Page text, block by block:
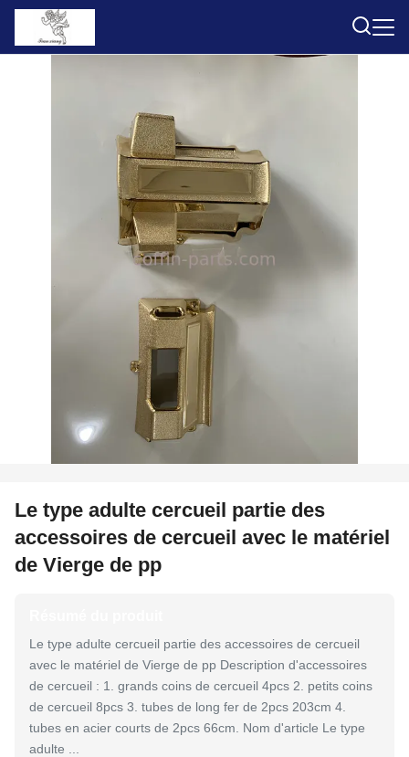
Le type adulte cercueil partie des
accessoires de cercueil avec le matériel
de Vierge de pp
Le type adulte cercueil partie des accessoires de cercueil
avec le matériel de Vierge de pp Description d'accessoires
de cercueil : 1. grands coins de cercueil 4pcs 2. petits coins
de cercueil 8pcs 3. tubes de long fer de 2pcs 203cm 4.
tubes en acier courts de 2pcs 66cm. Nom d'article Le type
adulte ...